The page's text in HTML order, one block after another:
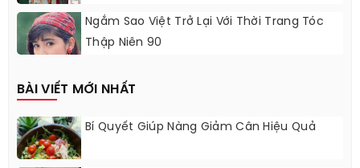
Ngắm Sao Việt Trở Lại Với Thời Trang Tóc
Thập Niên 90
BÀI VIẾT MỚI NHẤT
Bí Quyết Giúp Nàng Giảm Cân Hiệu Quả